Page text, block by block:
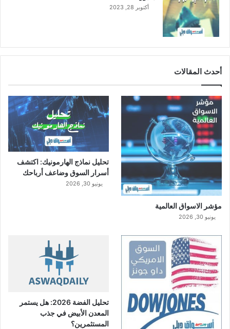
أكتوبر 28, 2023
أحدث المقالات
مؤشر الاسواق العالمية
يونيو 30, 2026
تحليل نماذج الهارمونيك: اكتشف
أسرار السوق وضاعف أرباحك
يونيو 30, 2026
تحليل الفضة 2026: هل يستمر
المعدن الأبيض في جذب
المستثمرين؟